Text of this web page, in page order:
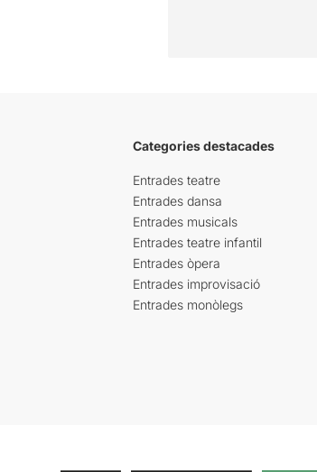
Categories destacades
Entrades teatre
Entrades dansa
Entrades musicals
Entrades teatre infantil
Entrades òpera
Entrades improvisació
Entrades monòlegs